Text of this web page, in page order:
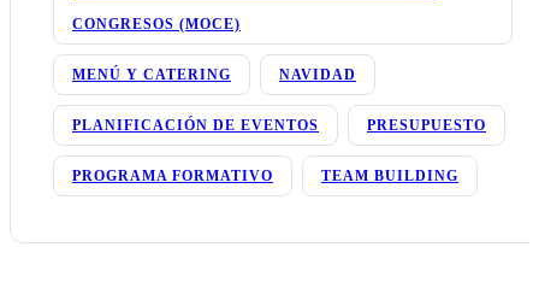
CONGRESOS (MOCE)
MENÚ Y CATERING NAVIDAD
PLANIFICACIÓN DE EVENTOS PRESUPUESTO
PROGRAMA FORMATIVO TEAM BUILDING